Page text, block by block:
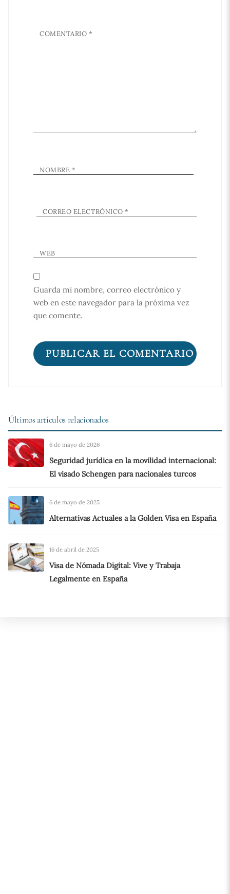
COMENTARIO *
NOMBRE *
CORREO ELECTRÓNICO*
WEB
Guarda mi nombre, correo electrónico y
web en este navegador para la próxima vez
que comente.
Últimos artículos relacionados
6 de mayo de 2026
Seguridad jurídica en la movilidad internacional:
El visado Schengen para nacionales turcos
6 de mayo de 2025
Alternativas Actuales a la Golden Visa en España
16 de abril de 2025
Visa de Nómada Digital: Vive y Trabaja
Legalmente en España